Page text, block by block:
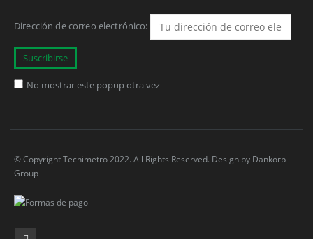
Dirección de correo electrónico:
No mostrar este popup otra vez
© Copyright Tecnimetro 2022. All Rights Reserved. Design by Dankorp
Group